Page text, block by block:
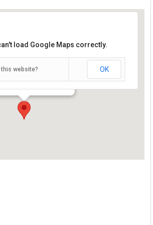
load Google Maps correctly.
this website? OK